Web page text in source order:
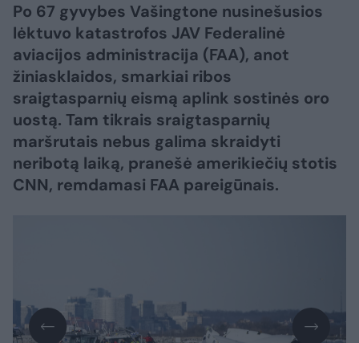
Po 67 gyvybes Vašingtone nusinešusios
lėktuvo katastrofos JAV Federalinė
aviacijos administracija (FAA), anot
žiniasklaidos, smarkiai ribos
sraigtasparnių eismą aplink sostinės oro
uostą. Tam tikrais sraigtasparnių
maršrutais nebus galima skraidyti
neribotą laiką, pranešė amerikiečių stotis
CNN, remdamasi FAA pareigūnais.